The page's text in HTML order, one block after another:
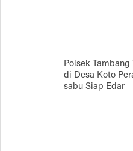
Polsek
di Desa Koto
sabu Siap Edar